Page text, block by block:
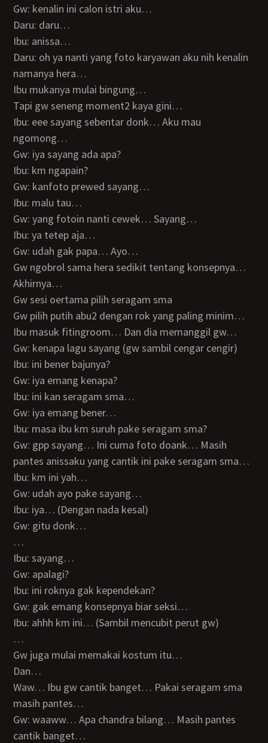
Gw: kenalin ini calon istri aku…
Daru: daru…
Ibu: anissa…
Daru: oh ya nanti yang foto karyawan aku nih kenalin
namanya hera…
Ibu mukanya mulai bingung…
Tapi gw seneng moment2 kaya gini…
Ibu: eee sayang sebentar donk… Aku mau
ngomong…
Gw: iya sayang ada apa?
Ibu: km ngapain?
Gw: kanfoto prewed sayang…
Ibu: malu tau…
Gw: yang fotoin nanti cewek… Sayang…
Ibu: ya tetep aja…
Gw: udah gak papa… Ayo…
Gw ngobrol sama hera sedikit tentang konsepnya…
Akhirnya…
Gw sesi oertama pilih seragam sma
Gw pilih putih abu2 dengan rok yang paling minim…
Ibu masuk fitingroom… Dan dia memanggil gw…
Gw: kenapa lagu sayang (gw sambil cengar cengir)
Ibu: ini bener bajunya?
Gw: iya emang kenapa?
Ibu: ini kan seragam sma…
Gw: iya emang bener…
Ibu: masa ibu km suruh pake seragam sma?
Gw: gpp sayang… Ini cuma foto doank… Masih
pantes anissaku yang cantik ini pake seragam sma…
Ibu: km ini yah…
Gw: udah ayo pake sayang…
Ibu: iya… (Dengan nada kesal)
Gw: gitu donk…
…
Ibu: sayang…
Gw: apalagi?
Ibu: ini roknya gak kependekan?
Gw: gak emang konsepnya biar seksi…
Ibu: ahhh km ini… (Sambil mencubit perut gw)
…
Gw juga mulai memakai kostum itu…
Dan…
Waw… Ibu gw cantik banget… Pakai seragam sma
masih pantes…
Gw: waaww… Apa chandra bilang… Masih pantes
cantik banget…